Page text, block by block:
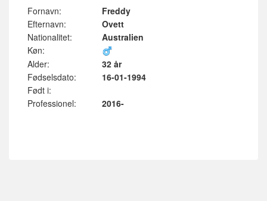
Fornavn:
Freddy
Efternavn:
Ovett
Nationalitet:
Australien
Køn:
Alder:
32 år
Fødselsdato:
16-01-1994
Født i:
Professionel:
2016-